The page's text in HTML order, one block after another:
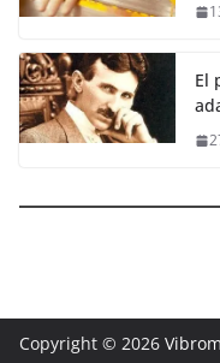
El
Copyright © 2026